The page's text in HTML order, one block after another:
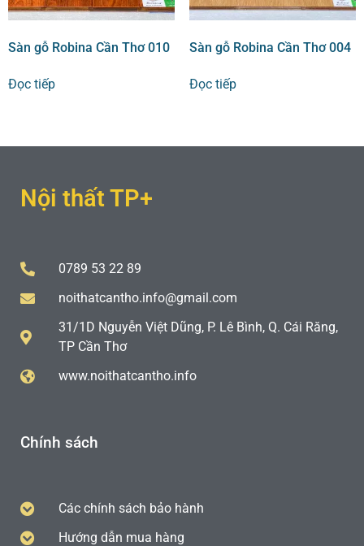
Sàn gỗ Robina Cần Thơ 010
Đọc tiếp
Sàn gỗ Robina Cần Thơ 004
Đọc tiếp
Nội thất TP+
0789 53 22 89
noithatcantho.info@gmail.com
31/1D Nguyễn Việt Dũng, P. Lê Bình, Q. Cái Răng,
TP Cần Thơ
www.noithatcantho.info
Chính sách
Các chính sách bảo hành
Hướng dẫn mua hàng